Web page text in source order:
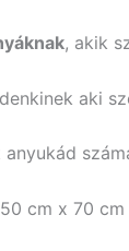
, akik
aki
cm x 70 cm